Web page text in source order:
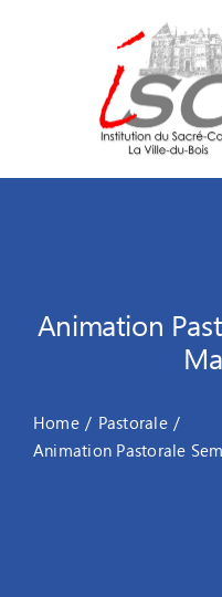
Animation
Home
Pastorale
Animation Pastorale